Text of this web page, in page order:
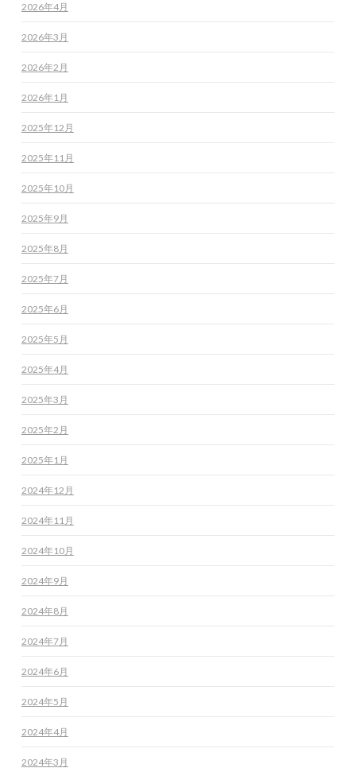
2026年4月
2026年3月
2026年2月
2026年1月
2025年12月
2025年11月
2025年10月
2025年9月
2025年8月
2025年7月
2025年6月
2025年5月
2025年4月
2025年3月
2025年2月
2025年1月
2024年12月
2024年11月
2024年10月
2024年9月
2024年8月
2024年7月
2024年6月
2024年5月
2024年4月
2024年3月